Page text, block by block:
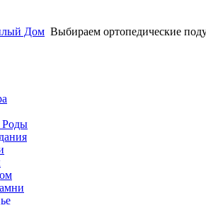
Дом Выбираем ортопедические
Роды